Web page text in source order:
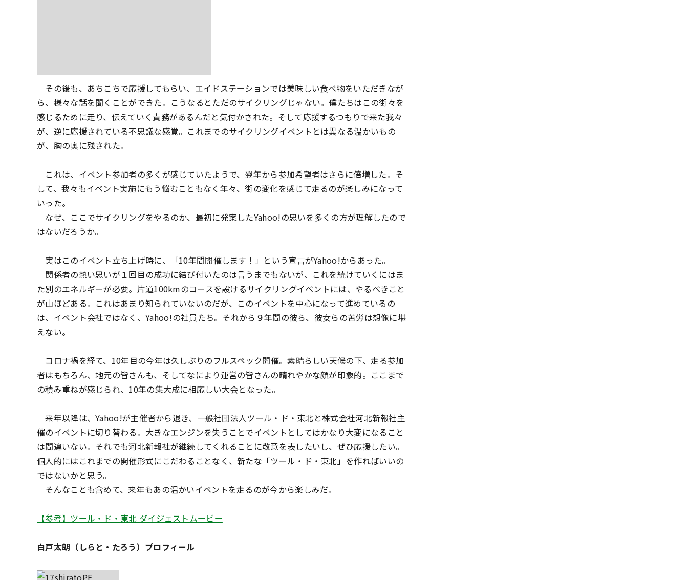
その後も、あちこちで応援してもらい、エイドステーションでは美味しい食べ物をいただきなが
ら、様々な話を聞くことができた。こうなるとただのサイクリングじゃない。僕たちはこの街々を
感じるために走り、伝えていく責務があるんだと気付かされた。そして応援するつもりで来た我々
が、逆に応援されている不思議な感覚。これまでのサイクリングイベントとは異なる温かいもの
が、胸の奥に残された。
これは、イベント参加者の多くが感じていたようで、翌年から参加希望者はさらに倍増した。そ
して、我々もイベント実施にもう悩むこともなく年々、街の変化を感じて走るのが楽しみになって
いった。
なぜ、ここでサイクリングをやるのか、最初に発案したYahoo!の思いを多くの方が理解したので
はないだろうか。
実はこのイベント立ち上げ時に、「10年間開催します！」という宣言がYahoo!からあった。
関係者の熱い思いが１回目の成功に結び付いたのは言うまでもないが、これを続けていくにはま
た別のエネルギーが必要。片道100kmのコースを設けるサイクリングイベントには、やるべきこと
が山ほどある。これはあまり知られていないのだが、このイベントを中心になって進めているの
は、イベント会社ではなく、Yahoo!の社員たち。それから９年間の彼ら、彼女らの苦労は想像に堪
えない。
コロナ禍を経て、10年目の今年は久しぶりのフルスペック開催。素晴らしい天候の下、走る参加
者はもちろん、地元の皆さんも、そしてなにより運営の皆さんの晴れやかな顔が印象的。ここまで
の積み重ねが感じられ、10年の集大成に相応しい大会となった。
来年以降は、Yahoo!が主催者から退き、一般社団法人ツール・ド・東北と株式会社河北新報社主
催のイベントに切り替わる。大きなエンジンを失うことでイベントとしてはかなり大変になること
は間違いない。それでも河北新報社が継続してくれることに敬意を表したいし、ぜひ応援したい。
個人的にはこれまでの開催形式にこだわることなく、新たな「ツール・ド・東北」を作ればいいの
ではないかと思う。
そんなことも含めて、来年もあの温かいイベントを走るのが今から楽しみだ。
【参考】ツール・ド・東北 ダイジェストムービー
白戸太朗（しらと・たろう）プロフィール